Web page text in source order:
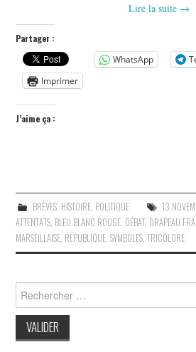
Lire la suite →
Partager :
WhatsApp
Imprimer
J’aime ça :
BRÈVES, HISTOIRE, POLITIQUE 13
ATTENTATS, BLEU BLANC ROUGE, DÉBAT, DRAPEAU
MARSEILLAISE, RÉPUBLIQUE,SYMBOLES,TRICOLORE
Search
for: